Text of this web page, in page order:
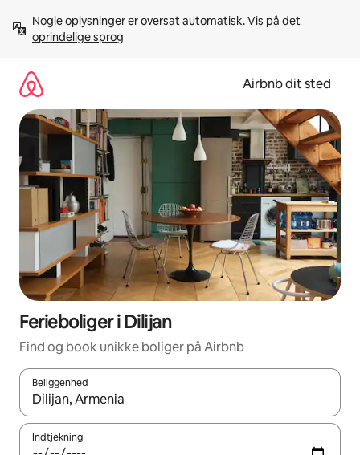
videre
Nogle oplysninger er oversat automatisk. Vis på det
oprindelige sprog
Airbnb dit sted
Ferieboliger i Dilijan
Find og book unikke boliger på Airbnb
Beliggenhed
Når resultaterne er tilgængelige, skal du navigere med
Indtjekning